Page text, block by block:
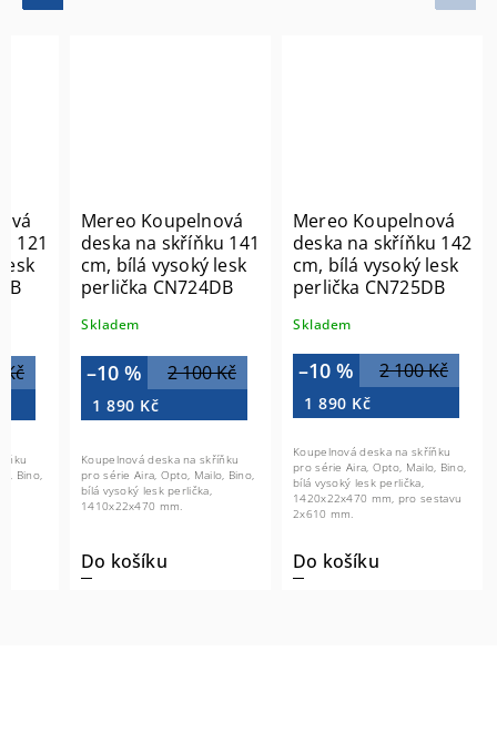
121
Bino,
Mereo Koupelnová
deska na skříňku 141
cm, bílá vysoký lesk
perlička CN724DB
Skladem
2 100 Kč
–10 %
1 890 Kč
Do košíku
Koupelnová deska na skříňku
pro série Aira, Opto, Mailo, Bino,
bílá vysoký lesk perlička,
1410x22x470 mm.
Mereo Koupelnová
deska na skříňku 142
cm, bílá vysoký lesk
perlička CN725DB
Skladem
2 100 Kč
–10 %
1 890 Kč
Do košíku
Koupelnová deska na skříňku
pro série Aira, Opto, Mailo, Bino,
bílá vysoký lesk perlička,
1420x22x470 mm, pro sestavu
2x610 mm.